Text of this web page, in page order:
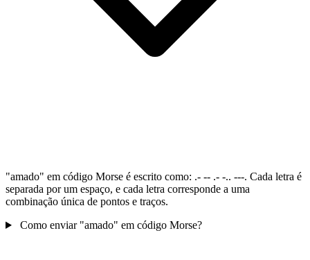
"amado" em código Morse é escrito como: .- -- .- -.. ---. Cada letra é
separada por um espaço, e cada letra corresponde a uma
combinação única de pontos e traços.
Como enviar "amado" em código Morse?